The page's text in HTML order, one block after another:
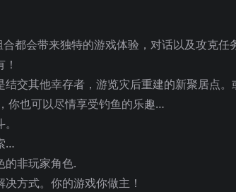
都会带来独特的游戏体验，对话以及攻克任
结交其他幸存者，游览灾后重建的新聚居点
你也可以尽情享受钓鱼的乐趣…
…
的非玩家角色.
方式。你的游戏你做主！